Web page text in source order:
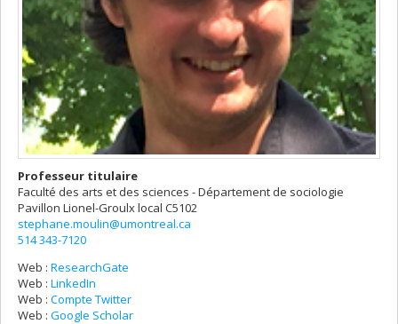
Professeur titulaire
Faculté des arts et des sciences - Département de sociologie
Pavillon Lionel-Groulxlocal C5102
stephane.moulin@umontreal.ca
514 343-7120
Web : ResearchGate
Web : LinkedIn
Web : Compte Twitter
Web : Google Scholar